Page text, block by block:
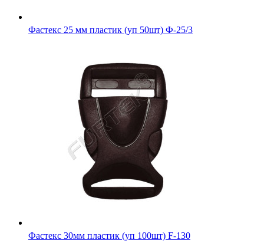
Фастекс 25 мм пластик (уп 50шт) Ф-25/3
Фастекс 30мм пластик (уп 100шт) F-130